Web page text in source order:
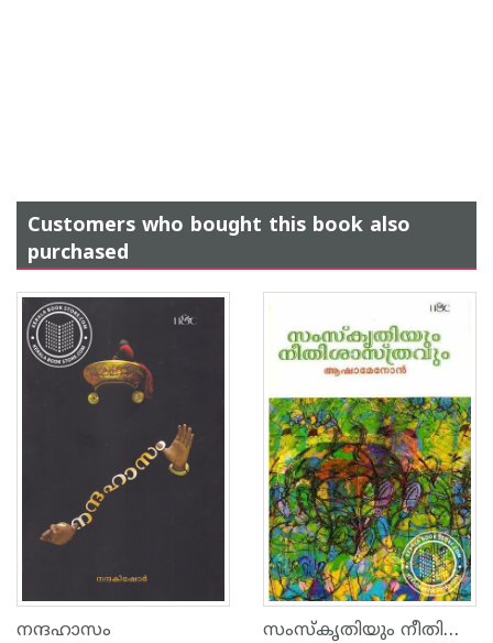
Customers who bought this book also
purchased
നന്ദഹാസം സംസ്കൃതിയും നീതിശാസ്ത്രവും